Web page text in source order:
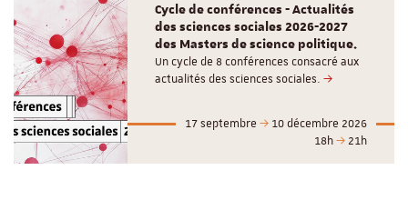
Cycle de conférences - Actualités
des sciences sociales 2026-2027
des Masters de science politique.
Un cycle de 8 conférences consacré aux
actualités des sciences sociales.
17 septembre
10 décembre 2026
18h
21h